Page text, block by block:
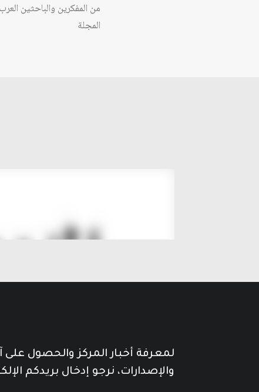
من المفكرين والباحثين
المجلة
لمعرفة أخبار المركز والحصول
والإصدارات، نرجو إدخال بريدكم